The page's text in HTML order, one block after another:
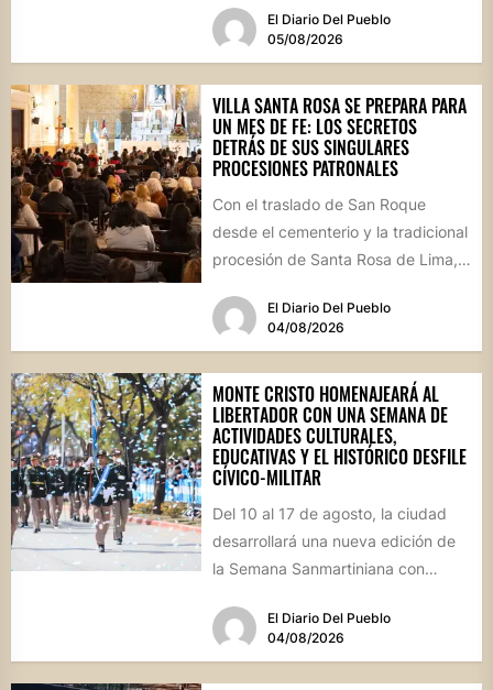
El Diario Del Pueblo
05/08/2026
VILLA SANTA ROSA SE PREPARA PARA
UN MES DE FE: LOS SECRETOS
DETRÁS DE SUS SINGULARES
PROCESIONES PATRONALES
Con el traslado de San Roque
desde el cementerio y la tradicional
procesión de Santa Rosa de Lima,
El Diario Del Pueblo
04/08/2026
MONTE CRISTO HOMENAJEARÁ AL
LIBERTADOR CON UNA SEMANA DE
ACTIVIDADES CULTURALES,
EDUCATIVAS Y EL HISTÓRICO DESFILE
CÍVICO-MILITAR
Del 10 al 17 de agosto, la ciudad
desarrollará una nueva edición de
la Semana Sanmartiniana con
El Diario Del Pueblo
04/08/2026